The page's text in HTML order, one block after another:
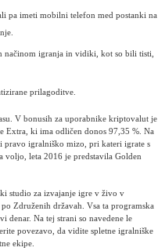
pa imeti mobilni telefon med postanki na
načinom igranja in vidiki, kot so bili tisti,
prilagoditve.
V bonusih za uporabnike kriptovalut je
Extra, ki ima odličen donos 97,35 %. Na
pravo igralniško mizo, pri kateri igrate s
leta 2016 je predstavila Golden
studio za izvajanje igre v živo v
Združenih državah. Vsa ta programska
denar. Na tej strani so navedene le
povezavo, da vidite spletne igralniške
ekipe.